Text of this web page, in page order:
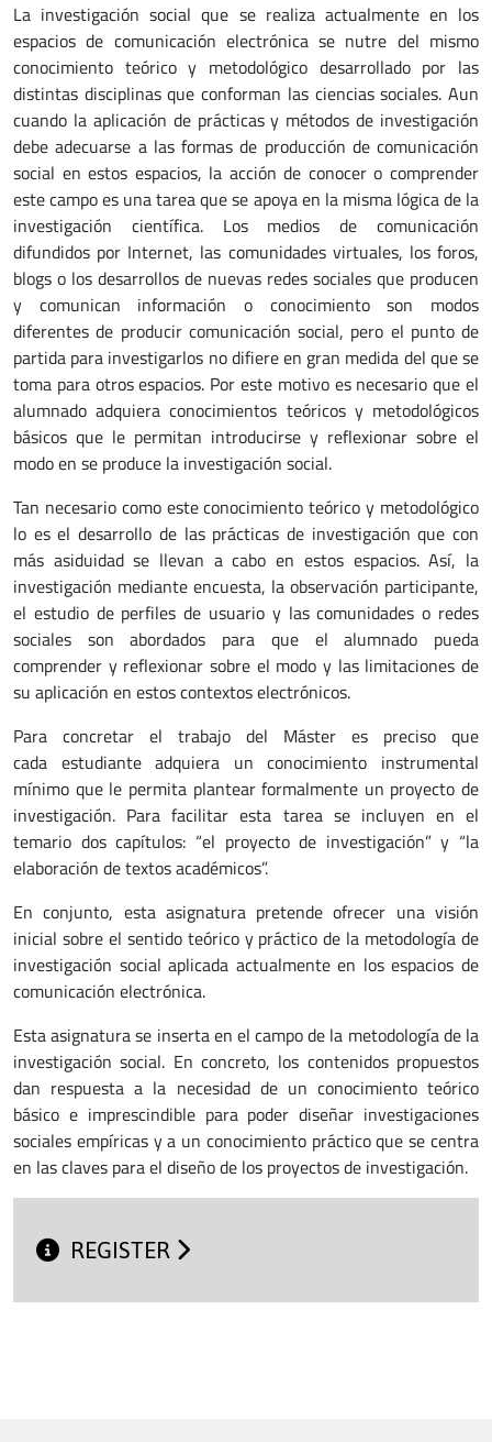
La investigación social que se realiza actualmente en los
espacios de comunicación electrónica se nutre del mismo
conocimiento teórico y metodológico desarrollado por las
distintas disciplinas que conforman las ciencias sociales. Aun
cuando la aplicación de prácticas y métodos de investigación
debe adecuarse a las formas de producción de comunicación
social en estos espacios, la acción de conocer o comprender
este campo es una tarea que se apoya en la misma lógica de la
investigación científica. Los medios de comunicación
difundidos por Internet, las comunidades virtuales, los foros,
blogs o los desarrollos de nuevas redes sociales que producen
y comunican información o conocimiento son modos
diferentes de producir comunicación social, pero el punto de
partida para investigarlos no difiere en gran medida del que se
toma para otros espacios. Por este motivo es necesario que el
alumnado adquiera conocimientos teóricos y metodológicos
básicos que le permitan introducirse y reflexionar sobre el
modo en se produce la investigación social.
Tan necesario como este conocimiento teórico y metodológico
lo es el desarrollo de las prácticas de investigación que con
más asiduidad se llevan a cabo en estos espacios. Así, la
investigación mediante encuesta, la observación participante,
el estudio de perfiles de usuario y las comunidades o redes
sociales son abordados para que el alumnado pueda
comprender y reflexionar sobre el modo y las limitaciones de
su aplicación en estos contextos electrónicos.
Para concretar el trabajo del Máster es preciso que
cada estudiante adquiera un conocimiento instrumental
mínimo que le permita plantear formalmente un proyecto de
investigación. Para facilitar esta tarea se incluyen en el
temario dos capítulos: “el proyecto de investigación” y “la
elaboración de textos académicos”.
En conjunto, esta asignatura pretende ofrecer una visión
inicial sobre el sentido teórico y práctico de la metodología de
investigación social aplicada actualmente en los espacios de
comunicación electrónica.
Esta asignatura se inserta en el campo de la metodología de la
investigación social. En concreto, los contenidos propuestos
dan respuesta a la necesidad de un conocimiento teórico
básico e imprescindible para poder diseñar investigaciones
sociales empíricas y a un conocimiento práctico que se centra
en las claves para el diseño de los proyectos de investigación.
REGISTER